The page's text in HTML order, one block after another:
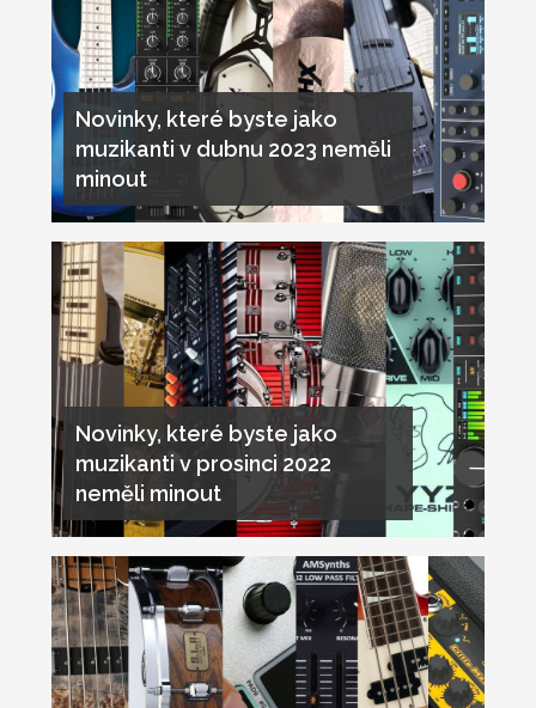
Novinky, které byste jako
muzikanti v dubnu 2023 neměli
minout
Novinky, které byste jako
muzikanti v prosinci 2022
neměli minout